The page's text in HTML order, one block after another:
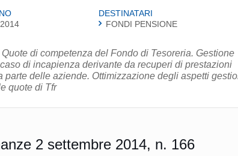
2014
DESTINATARI
FONDI PENSIONE
di competenza del Fondo di Tesoreria. Gestione
di incapienza derivante da recuperi di prestazioni
parte delle aziende. Ottimizzazione degli aspetti
quote di Tfr
2 settembre 2014, n. 166